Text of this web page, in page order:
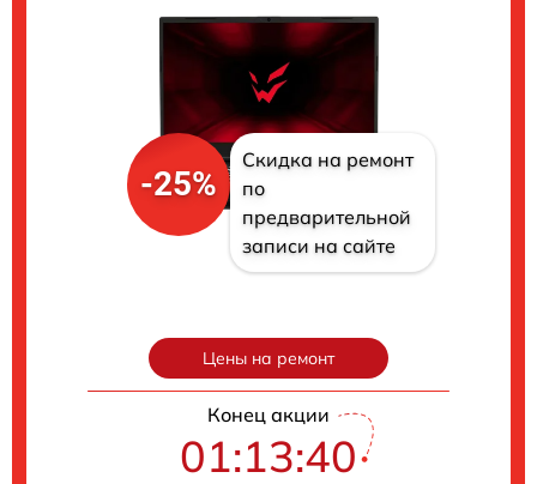
-25%
Скидка на ремонт
по
предварительной
записи на сайте
Цены на ремонт
Конец акции
01:13:39